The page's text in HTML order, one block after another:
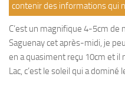
contenir des informations qui
C’est un magnifique 4-5cm de
Saguenay cet après-midi, je
en a quasiment reçu 10cm et il
Lac, c’est le soleil qui a dominé